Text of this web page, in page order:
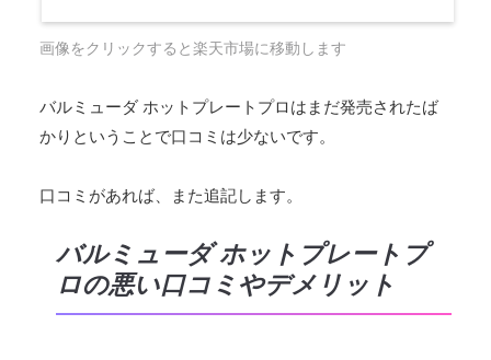
画像をクリックすると楽天市場に移動します
バルミューダ ホットプレートプロはまだ発売されたば
かりということで口コミは少ないです。
口コミがあれば、また追記します。
バルミューダ ホットプレートプ
ロの悪い口コミやデメリット